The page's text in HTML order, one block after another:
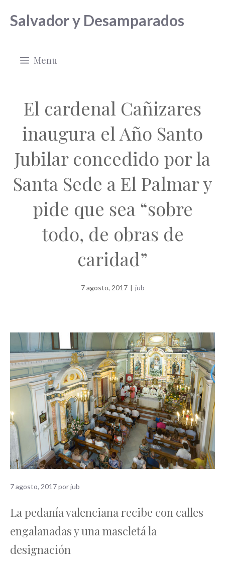
Salvador y Desamparados
Menu
El cardenal Cañizares
inaugura el Año Santo
Jubilar concedido por la
Santa Sede a El Palmar y
pide que sea “sobre
todo, de obras de
caridad”
7 agosto, 2017 | jub
7 agosto, 2017porjub
La pedanía valenciana recibe con calles
engalanadas y una mascletá la
designación